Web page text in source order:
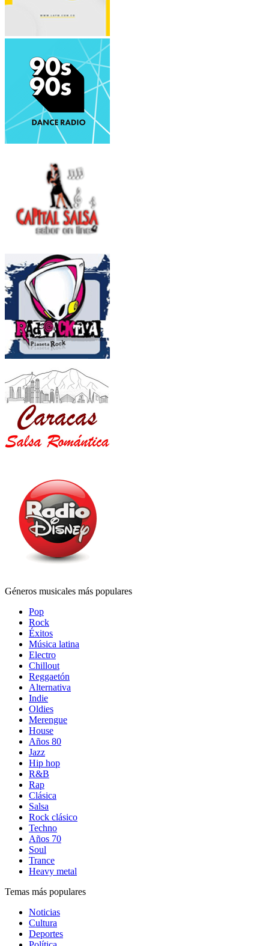
Géneros musicales más populares
Pop
Rock
Éxitos
Música latina
Electro
Chillout
Reggaetón
Alternativa
Indie
Oldies
Merengue
House
Años 80
Jazz
Hip hop
R&B
Rap
Clásica
Salsa
Rock clásico
Techno
Años 70
Soul
Trance
Heavy metal
Temas más populares
Noticias
Cultura
Deportes